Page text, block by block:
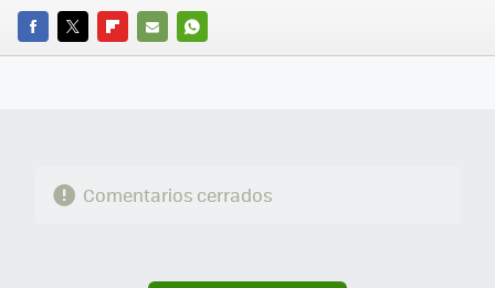
FACEBOOK
TWITTERFLIPBOARD
E-
WHATSAPP
Comentarios cerrados